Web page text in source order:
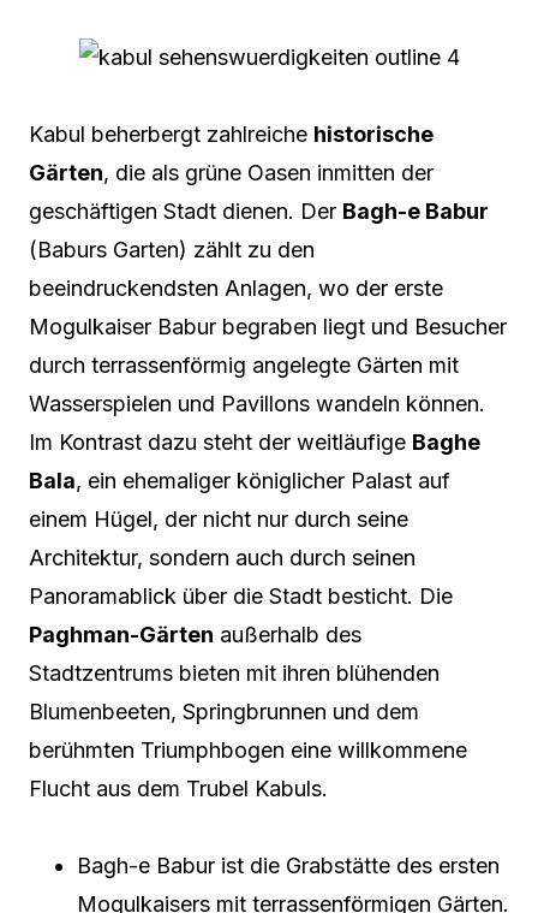
Kabul beherbergt zahlreiche historische
Gärten, die als grüne Oasen inmitten der
geschäftigen Stadt dienen. Der Bagh-e Babur
(Baburs Garten) zählt zu den
beeindruckendsten Anlagen, wo der erste
Mogulkaiser Babur begraben liegt und Besucher
durch terrassenförmig angelegte Gärten mit
Wasserspielen und Pavillons wandeln können.
Im Kontrast dazu steht der weitläufige Baghe
Bala, ein ehemaliger königlicher Palast auf
einem Hügel, der nicht nur durch seine
Architektur, sondern auch durch seinen
Panoramablick über die Stadt besticht. Die
Paghman-Gärten außerhalb des
Stadtzentrums bieten mit ihren blühenden
Blumenbeeten, Springbrunnen und dem
berühmten Triumphbogen eine willkommene
Flucht aus dem Trubel Kabuls.
Bagh-e Babur ist die Grabstätte des ersten
Mogulkaisers mit terrassenförmigen Gärten.